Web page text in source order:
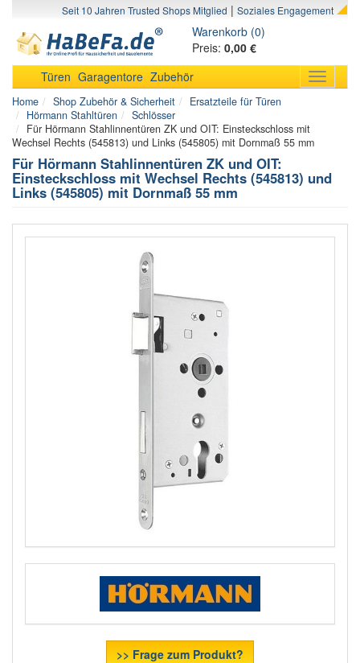
Seit 10 Jahren Trusted Shops Mitglied | Soziales Engagement
Warenkorb (0)
Preis: 0,00 €
Toggle
Türen Garagentore Zubehör
Home Shop Zubehör & Sicherheit
Ersatzteile für Türen
Hörmann Stahltüren
Schlösser
Für Hörmann Stahlinnentüren ZK und OIT: Einsteckschloss mit
Wechsel Rechts (545813) und Links (545805) mit Dornmaß 55 mm
Für Hörmann Stahlinnentüren ZK und OIT:
Einsteckschloss mit Wechsel Rechts (545813) und
Links (545805) mit Dornmaß 55 mm
>> Frage zum Produkt?